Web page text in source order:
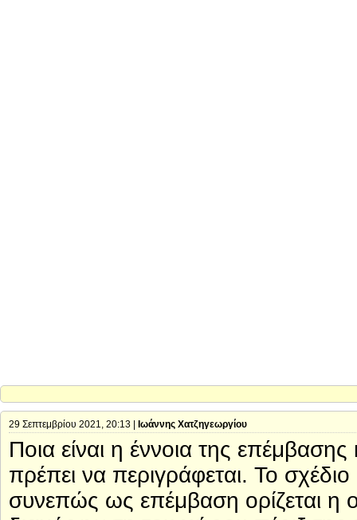
29 Σεπτεμβρίου 2021, 20:13 | Ιωάννης Χατζηγεωργίου
Ποια είναι η έννοια της
πρέπει να περιγράφεται. Το
συνεπώς ως επέμβαση ορίζεται η